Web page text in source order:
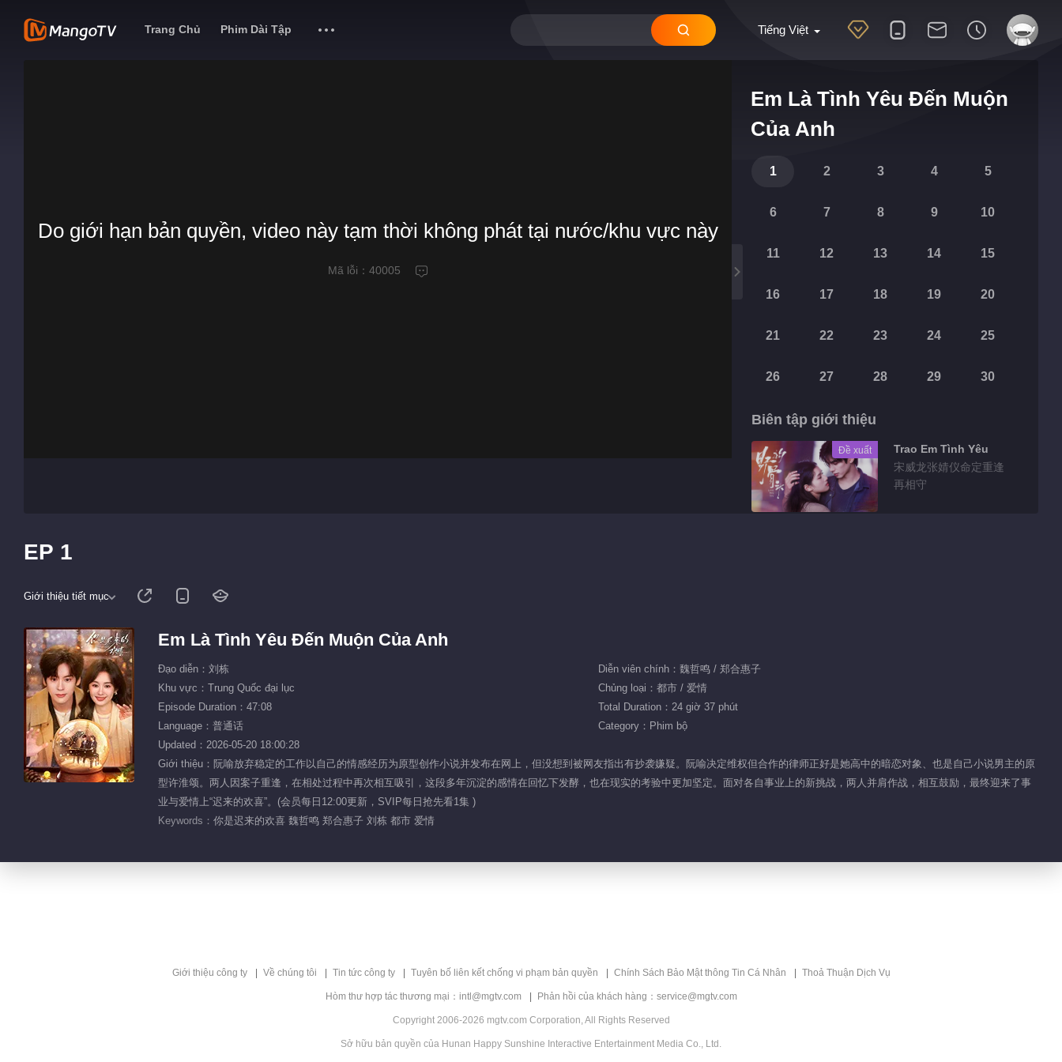
Tiếng Việt
Trang Chủ Phim Dài Tập
Em Là Tình Yêu Đến Muộn
Của Anh
1 2 3 4 5
6 7 8 9 10
11 12 13 14 15
16 17 18 19 20
21 22 23 24 25
26 27 28 29 30
Biên tập giới thiệu
Đề xuất
Trao Em Tình Yêu
宋威龙张婧仪命定重逢
再相守
01:21
Yêu Đến Muộn Của
Anh
Do giới hạn bản quyền, video này tạm thời không phát tại nước/khu vực này
Mã lỗi： 40005
EP 1
Giới thiệu tiết mục
Em Là Tình Yêu Đến Muộn Của Anh
Đạo diễn：刘栋
Diễn viên chính：魏哲鸣 / 郑合惠子
Khu vực：Trung Quốc đại lục
Chủng loại：都市 / 爱情
Episode Duration：47:08
Total Duration：24 giờ 37 phút
Language：普通话
Category：Phim bộ
Updated：2026-05-20 18:00:28
Giới thiệu：阮喻放弃稳定的工作以自己的情感经历为原型创作小说并发布在网上，但没想到被网友指出有抄袭嫌疑。阮喻决定维权但合作的律师正好是她高中的暗恋对象、也是自己小说男主的原
型许淮颂。两人因案子重逢，在相处过程中再次相互吸引，这段多年沉淀的感情在回忆下发酵，也在现实的考验中更加坚定。面对各自事业上的新挑战，两人并肩作战，相互鼓励，最终迎来了事
业与爱情上“迟来的欢喜”。(会员每日12:00更新，SVIP每日抢先看1集 )
Keywords： 你是迟来的欢喜 魏哲鸣 郑合惠子 刘栋 都市 爱情
Giới thiệu công ty Về chúng tôi Tin tức công ty Tuyên bố liên kết chống vi phạm bản quyền Chính Sách Bảo Mật thông Tin Cá Nhân Thoả Thuận Dịch Vụ
Hòm thư hợp tác thương mại：intl@mgtv.com Phản hồi của khách hàng：service@mgtv.com
Copyright 2006-2026 mgtv.com Corporation, All Rights Reserved
Sở hữu bản quyền của Hunan Happy Sunshine Interactive Entertainment Media Co., Ltd.